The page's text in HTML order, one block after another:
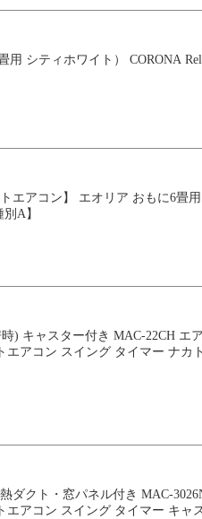
用 シティホワイト） CORONA
エアコン】 エオリア おもに6畳
A】
) キャスター付き MAC-22CH エ
アコン スイング タイマー ナカ
ダクト・窓パネル付き MAC-
アコン スイング タイマー キャ